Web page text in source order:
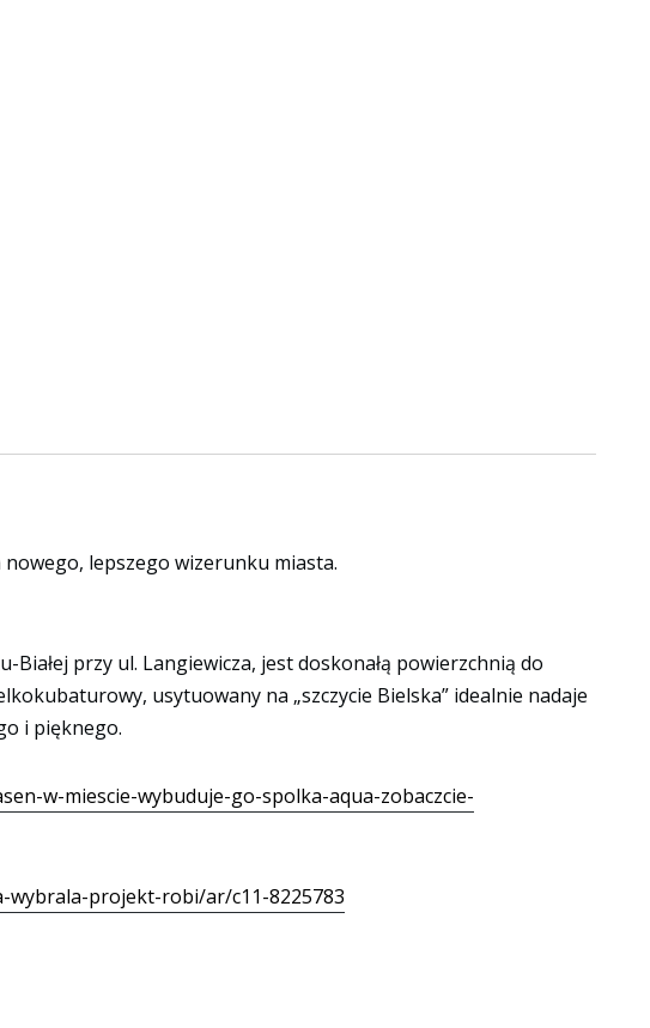
lepszego wizerunku miasta.
przy ul. Langiewicza, jest doskonałą powierzchnią do
usytuowany na „szczycie Bielska” idealnie nadaje
i pięknego.
w-miescie-wybuduje-go-spolka-aqua-zobaczcie-
wybrala-projekt-robi/ar/c11-8225783